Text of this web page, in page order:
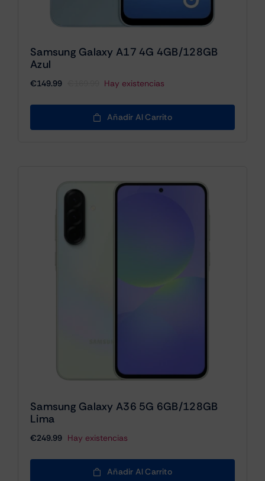
Samsung Galaxy A17 4G 4GB/128GB
Azul
precio
original
era:
€149.99
precio
actual
es:
Hay existencias
Añadir Al Carrito
Samsung Galaxy A36 5G 6GB/128GB
Lima
€249.99 Hay existencias
Añadir Al Carrito